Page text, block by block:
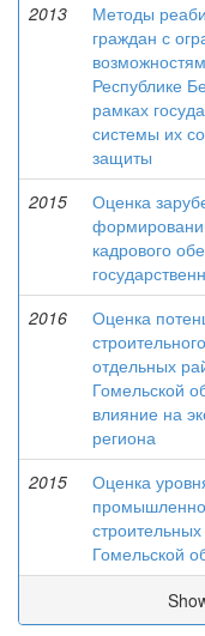
2013
Методы
граждан с
Республике
рамках
системы их
защиты
2015
Оценка
кадрового
2016
Оценка
отдельных
Гомельской
влияние на
региона
2015
Оценка
Гомельской